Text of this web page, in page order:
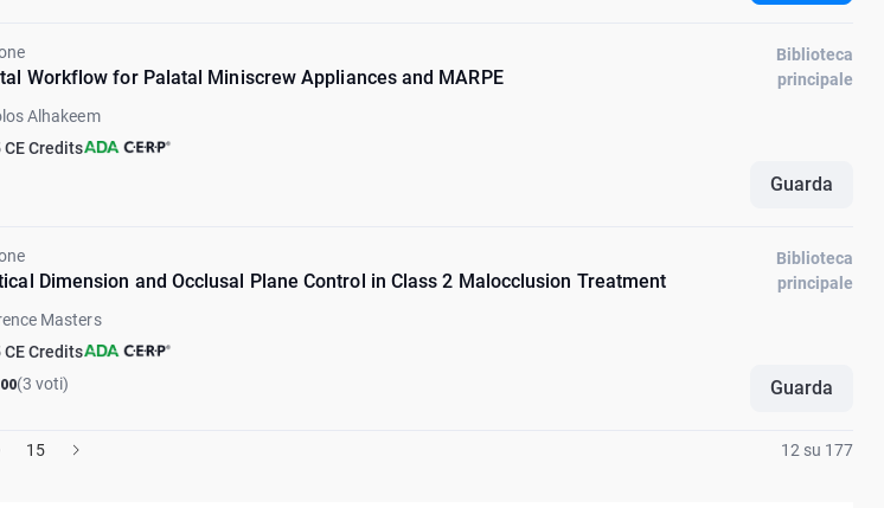
Workflow for Palatal Miniscrew Appliances and MARPE
Alhakeem
CE Credits
Biblioteca
principale
Guarda
Dimension and Occlusal Plane Control in Class 2 Malocclusion Treatment
Masters
CE Credits
(3 voti)
Biblioteca
principale
Guarda
15 12 su 177